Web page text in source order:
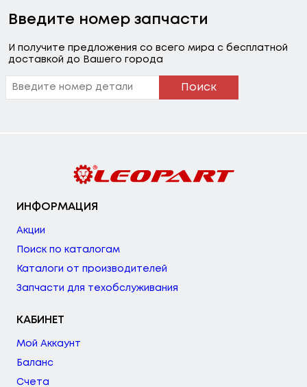
Введите номер запчасти
И получите предложения со всего мира с бесплатной
доставкой до Вашего города
Поиск
ИНФОРМАЦИЯ
Акции
Поиск по каталогам
Каталоги от производителей
Запчасти для техобслуживания
КАБИНЕТ
Мой Аккаунт
Баланс
Счета